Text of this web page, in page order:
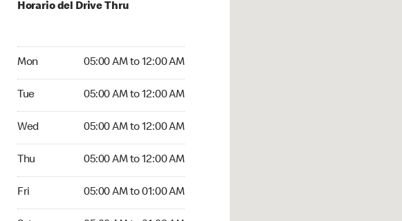
Horario del Drive Thru
Mon 05:00 AM to 12:00 AM
Tue 05:00 AM to 12:00 AM
Wed 05:00 AM to 12:00 AM
Thu 05:00 AM to 12:00 AM
Fri 05:00 AM to 01:00 AM